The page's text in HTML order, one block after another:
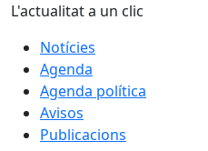
L'actualitat a un clic
Notícies
Agenda
Agenda política
Avisos
Publicacions